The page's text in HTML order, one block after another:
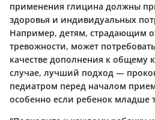
применения глицина должны
здоровья и индивидуальных
Например, детям, страдающим
тревожности, может
качестве дополнения к общему
случае, лучший подход —
педиатром перед началом
особенно если ребенок младше